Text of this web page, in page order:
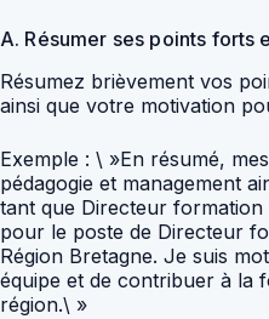
A. Résumer ses points forts
Résumez brièvement vos
ainsi que votre motivation
Exemple : \ »En résumé,
pédagogie et management
tant que Directeur
pour le poste de Directeur
Région Bretagne. Je suis
équipe et de contribuer à la
région.\ »